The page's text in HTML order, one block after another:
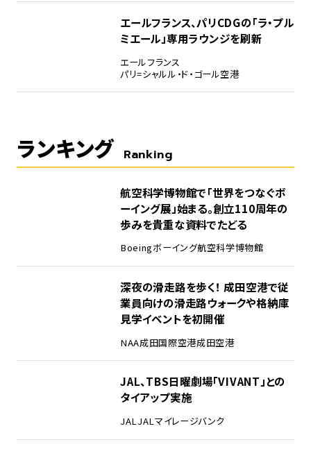
エールフランス、パリCDGの「ラ・プル
ミエール」専用ラウンジを刷新
エールフランス
パリ=シャルル・ド・ゴール空港
ランキング Ranking
航空科学博物館で「世界をつなぐボ
ーイング展」始まる。創立110周年の
歩みを貴重な資料でたどる
Boeingボーイング航空科学博物館
深夜の滑走路を歩く！ 成田空港で従
業員向けの滑走路ウォークや格納庫
見学イベントを初開催
NAA成田国際空港成田空港
JAL、TBS日曜劇場「VIVANT」との
タイアップ実施
JAL JALマイレージバンク